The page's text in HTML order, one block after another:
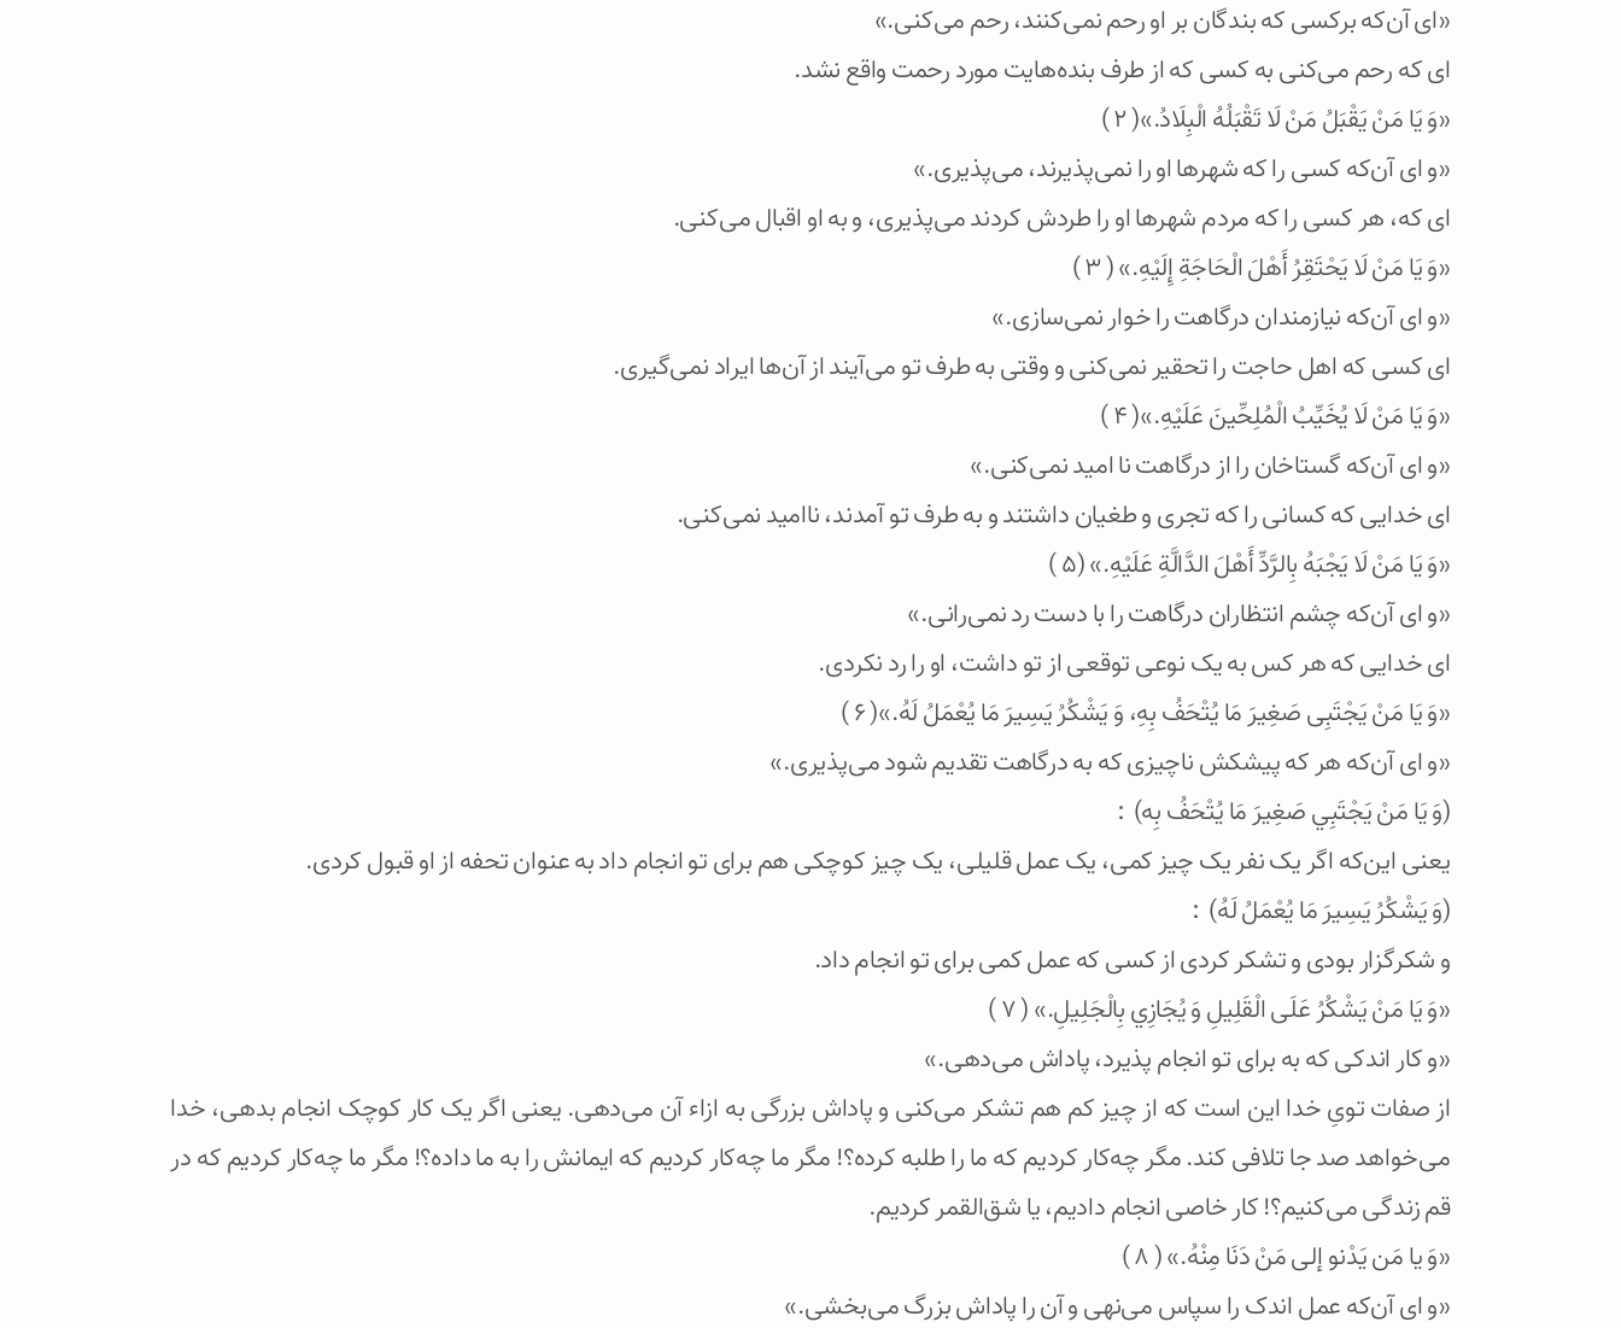
«ای آن‌که برکسی که بندگان بر او رحم نمی‌کنند، رحم می‌کنی.»
ای که رحم می‌کنی به کسی که از طرف بنده‌هایت مورد رحمت واقع نشد.
«وَ يَا مَنْ يَقْبَلُ مَنْ لَا تَقْبَلُهُ الْبِلَادُ.»( ۲ )
«و ای آن‌که کسی را که شهرها او را نمی‌پذیرند، می‌پذیری.»
ای که، هر کسی را که مردم شهرها او را طردش کردند می‌پذیری، و به او اقبال می‌کنی.
«وَ يَا مَنْ لَا يَحْتَقِرُ أَهْلَ الْحَاجَةِ إِلَيْهِ.» ( ۳ )
«و ای آن‌که نیازمندان درگاهت را خوار نمی‌سازی.»
ای کسی که اهل حاجت را تحقیر نمی‌کنی و وقتی به طرف تو می‌آیند از آن‌ها ایراد نمی‌گیری.
«وَ يَا مَنْ لَا يُخَيِّبُ الْمُلِحِّينَ عَلَيْهِ.»( ۴ )
«و ای آن‌که گستاخان را از درگاهت نا امید نمی‌کنی.»
ای خدایی که کسانی را که تجری و طغیان داشتند و به طرف تو آمدند، ناامید نمی‌کنی.
«وَ يَا مَنْ لَا يَجْبَهُ بِالرَّدِّ أَهْلَ الدَّالَّةِ عَلَيْهِ.» (۵ )
«و ای آن‌که چشم انتظاران درگاهت را با دست رد نمی‌رانی.»
ای خدایی که هر کس به یک نوعی توقعی از تو داشت، او را رد نکردی.
«وَ يَا مَنْ يَجْتَبِى صَغِيرَ مَا يُتْحَفُ بِهِ، وَ يَشْكُرُ يَسِيرَ مَا يُعْمَلُ لَهُ.»( ۶ )
«و ای آن‌که هر که پیشکش ناچیزی که به درگاهت تقدیم شود می‌پذیری.»
(وَ يَا مَنْ يَجْتَبِي صَغِيرَ مَا يُتْحَفُ بِه)：
یعنی این‌که اگر یک نفر یک چیز کمی، یک عمل قلیلی، یک چیز کوچکی هم برای تو انجام داد به عنوان تحفه از او قبول کردی.
(وَ يَشْكُرُ يَسِيرَ مَا يُعْمَلُ لَهُ)：
و شکرگزار بودی و تشکر کردی از کسی که عمل کمی برای تو انجام داد.
«وَ يَا مَنْ يَشْكُرُ عَلَى الْقَلِيلِ وَ يُجَازِي بِالْجَلِيلِ.» ( ۷ )
«و کار اندکی که به برای تو انجام پذیرد، پاداش می‌دهی.»
از صفات تویِ خدا این است که از چیز کم هم تشکر می‌کنی و پاداش بزرگی به ازاء آن می‌دهی. یعنی اگر یک کار کوچک انجام بدهی، خدا
می‌خواهد صد جا تلافی کند. مگر چه‌کار کردیم که ما را طلبه کرده؟! مگر ما چه‌کار کردیم که ایمانش را به ما داده؟! مگر ما چه‌کار کردیم که در
قم زندگی می‌کنیم؟! کار خاصی انجام دادیم، یا شق‌القمر کردیم.
«وَ يا مَن يَدْنو إلی مَنْ دَنَا مِنْهُ.» ( ۸ )
«و ای آن‌که عمل اندک را سپاس می‌نهی و آن را پاداش بزرگ می‌بخشی.»